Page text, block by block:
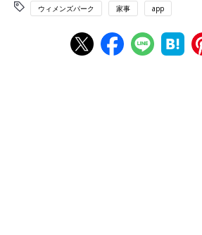
ウィメンズパーク 家事 app